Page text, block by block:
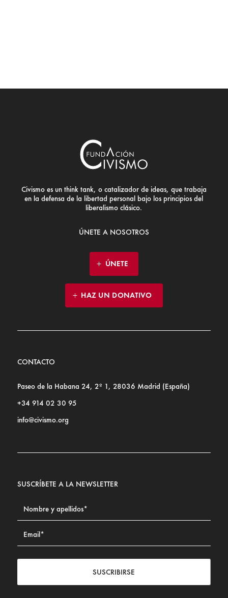
Civismo es un think tank, o catalizador de ideas, que trabaja
en la defensa de la libertad personal bajo los principios del
liberalismo clásico.
ÚNETE A NOSOTROS
ÚNETE
HAZ UN DONATIVO
CONTACTO
Paseo de la Habana 24, 2º 1, 28036 Madrid (España)
+34 914 02 30 95
info@civismo.org
SUSCRÍBETE A LA NEWSLETTER
SUSCRIBIRSE